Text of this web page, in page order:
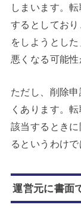
しまいます。
するとしてお
をしようとし
悪くなる可能性
ただし、削除
くあります。
該当するとき
るというわけで
運営元に書面